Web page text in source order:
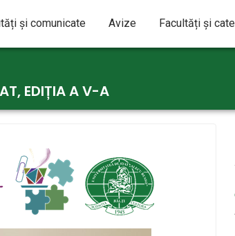
și comunicate Avize Facultăți și
EDIȚIA A V-A